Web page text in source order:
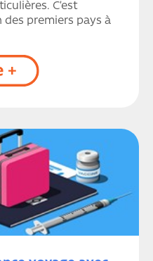
C’est
des premiers pays à